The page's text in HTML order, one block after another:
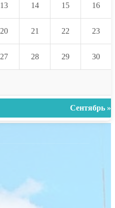
13 14 15 16
20 21 22 23
27 28 29 30
Сентябрь »